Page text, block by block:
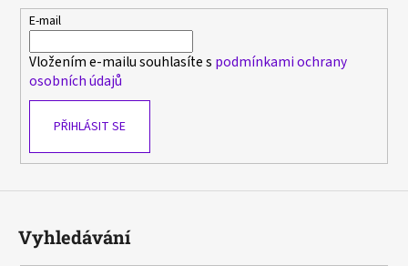
E-mail
Vložením e-mailu souhlasíte s podmínkami ochrany
osobních údajů
PŘIHLÁSIT SE
Vyhledávání